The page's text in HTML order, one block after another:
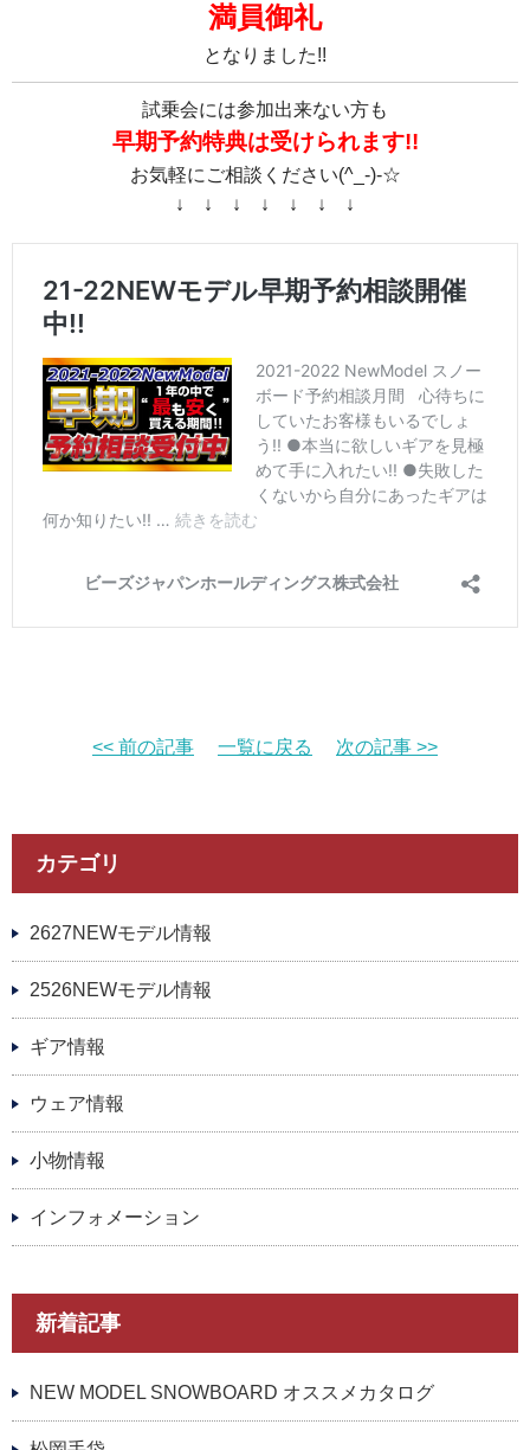
満員御礼
となりました!!
試乗会には参加出来ない方も
早期予約特典は受けられます!!
お気軽にご相談ください(^_-)-☆
↓ ↓ ↓ ↓ ↓ ↓ ↓
<< 前の記事 一覧に戻る 次の記事 >>
カテゴリ
2627NEWモデル情報
2526NEWモデル情報
ギア情報
ウェア情報
小物情報
インフォメーション
新着記事
NEW MODEL SNOWBOARD オススメカタログ